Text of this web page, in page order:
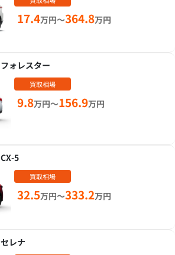
17.4万円～364.8万円
フォレスター
買取相場
9.8万円～156.9万円
CX-5
買取相場
32.5万円～333.2万円
セレナ